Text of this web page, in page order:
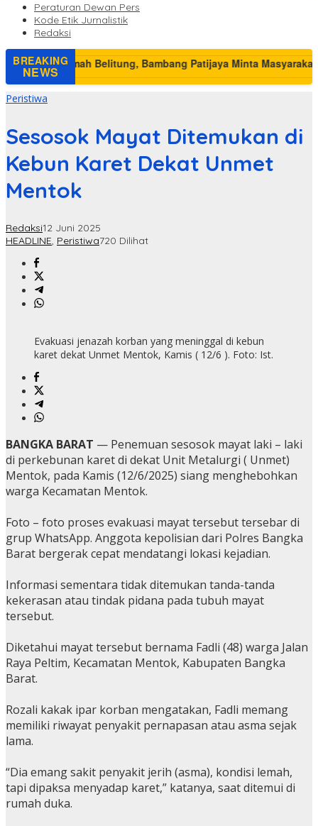
Peraturan Dewan Pers
Kode Etik Jurnalistik
Redaksi
BREAKING
NEWS
Peristiwa
Sesosok Mayat Ditemukan di
Kebun Karet Dekat Unmet
Mentok
Redaksi12 Juni 2025
HEADLINE, Peristiwa720 Dilihat
Evakuasi jenazah korban yang meninggal di kebun
karet dekat Unmet Mentok, Kamis ( 12/6 ). Foto: Ist.
BANGKA BARAT — Penemuan sesosok mayat laki – laki
di perkebunan karet di dekat Unit Metalurgi ( Unmet)
Mentok, pada Kamis (12/6/2025) siang menghebohkan
warga Kecamatan Mentok.
Foto – foto proses evakuasi mayat tersebut tersebar di
grup WhatsApp. Anggota kepolisian dari Polres Bangka
Barat bergerak cepat mendatangi lokasi kejadian.
Informasi sementara tidak ditemukan tanda-tanda
kekerasan atau tindak pidana pada tubuh mayat
tersebut.
Diketahui mayat tersebut bernama Fadli (48) warga Jalan
Raya Peltim, Kecamatan Mentok, Kabupaten Bangka
Barat.
Rozali kakak ipar korban mengatakan, Fadli memang
memiliki riwayat penyakit pernapasan atau asma sejak
lama.
“Dia emang sakit penyakit jerih (asma), kondisi lemah,
tapi dipaksa menyadap karet,” katanya, saat ditemui di
rumah duka.